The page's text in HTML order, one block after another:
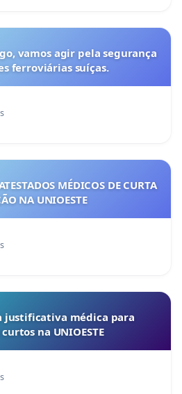
vamos agir pela segurança
ferroviárias suíças.
MÉDICOS DE CURTA
NA UNIOESTE
justificativa médica para
na UNIOESTE